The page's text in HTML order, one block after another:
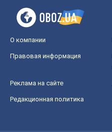
О компании
Правовая информация
Реклама на сайте
Редакционная политика